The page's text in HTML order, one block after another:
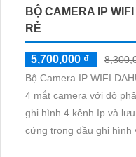
BỘ CAMERA IP
RẺ
5,700,000 ₫
Bộ Camera IP WIFI
4 mắt camera với độ
ghi hình 4 kênh Ip và
cứng trong đầu ghi hình